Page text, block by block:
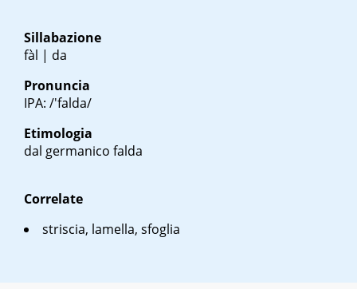
Sillabazione
fàl | da
Pronuncia
IPA: /'falda/
Etimologia
dal germanico falda
Correlate
striscia, lamella, sfoglia